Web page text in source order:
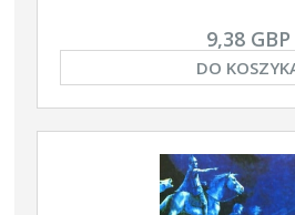
9,38 GBP
DO